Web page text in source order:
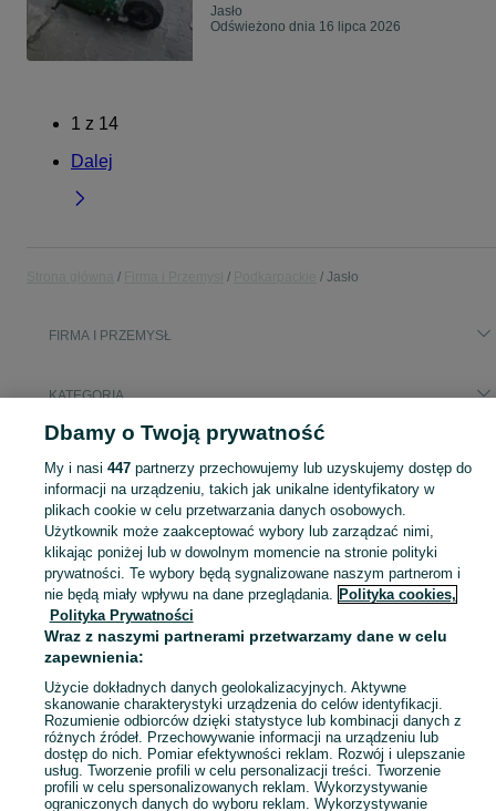
Jasło
Odświeżono dnia 16 lipca 2026
1 z 14
Dalej
Jasło
FIRMA I PRZEMYSŁ
KATEGORIA
Popularne wyszukiwania
fwa41
Sprzedaż sprzętu i wyposażenia dla firm Jasło ▶️ maszyny, biuro i inne ✅ Nowe i używane w atrakcyjnych cenach ✌ Sprawdź oferty na OLX.pl! Zobacz
Mapa kategorii
Mapa miejscowości
Mapa ministron
Popularne wyszukiwania
Dbamy o Twoją prywatność
My i nasi 447partnerzy przechowujemy lub uzyskujemy dostęp do
informacji na urządzeniu, takich jak unikalne identyfikatory w
plikach cookie w celu przetwarzania danych osobowych.
Użytkownik może zaakceptować wybory lub zarządzać nimi,
klikając poniżej lub w dowolnym momencie na stronie polityki
prywatności. Te wybory będą sygnalizowane naszym partnerom i
nie będą miały wpływu na dane przeglądania. Polityka cookies,
Polityka Prywatności
Wraz z naszymi partnerami przetwarzamy dane w celu
zapewnienia:
Użycie dokładnych danych geolokalizacyjnych. Aktywne
skanowanie charakterystyki urządzenia do celów identyfikacji.
Rozumienie odbiorców dzięki statystyce lub kombinacji danych z
różnych źródeł. Przechowywanie informacji na urządzeniu lub
dostęp do nich. Pomiar efektywności reklam. Rozwój i ulepszanie
usług. Tworzenie profili w celu personalizacji treści. Tworzenie
profili w celu spersonalizowanych reklam. Wykorzystywanie
ograniczonych danych do wyboru reklam. Wykorzystywanie